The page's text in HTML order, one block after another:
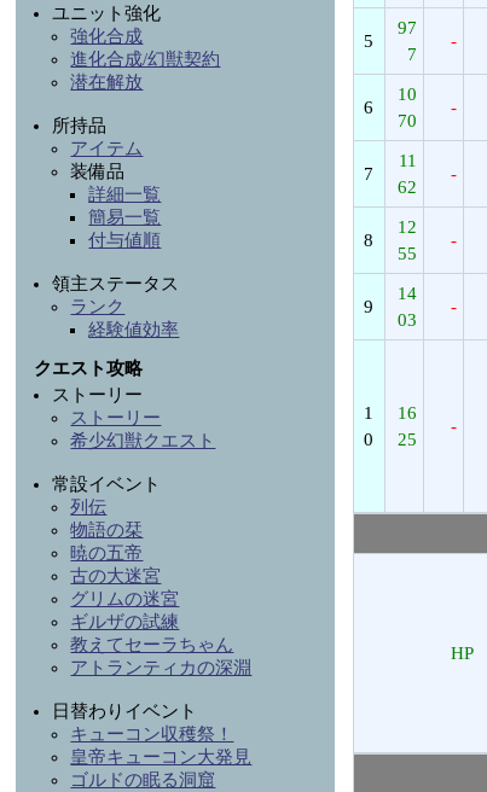
5
97
7
-
6
10
70
-
7
11
62
-
8
12
55
-
9
14
03
-
1
0
16
25
-
HP
ユニット強化
強化合成
進化合成/幻獣契約
潜在解放
所持品
アイテム
装備品
詳細一覧
簡易一覧
付与値順
領主ステータス
ランク
経験値効率
クエスト攻略
ストーリー
ストーリー
希少幻獣クエスト
常設イベント
列伝
物語の栞
暁の五帝
古の大迷宮
グリムの迷宮
ギルザの試練
教えてセーラちゃん
アトランティカの深淵
日替わりイベント
キューコン収穫祭！
皇帝キューコン大発見
ゴルドの眠る洞窟